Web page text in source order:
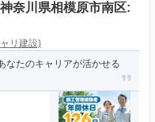
奈川県相模原市南区:
リ建設)
なたのキャリアが活かせる